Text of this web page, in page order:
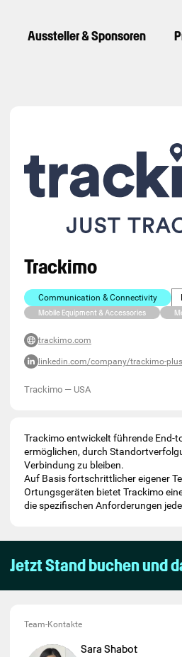
Aussteller & Sponsoren
Trackimo
Communication & Connectivity
Mobile Equipment & Accessories
trackimo.com
linkedin.com/company/trackimo-plus
Trackimo — USA
Trackimo entwickelt führende End-
ermöglichen, durch
Verbindung zu bleiben.
Auf Basis fortschrittlicher eigener
Ortungsgeräten bietet Trackimo
die spezifischen Anforderungen
Jetzt Stand buchen und
Team-Kontakte
Sara Shabot